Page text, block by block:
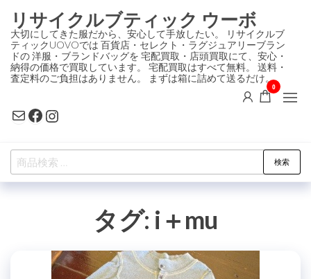
ン
テ
ン
ツ
プ
リサイクルブティック ウーボ
大切にしてきた服だから、安心して手放したい。 リサイクルブ
ティックUOVOでは 百貨店・セレクト・ラグジュアリーブラン
ドの 洋服・ブランドバッグを 宅配買取・店頭買取にて、安心・
納得の価格で買取しています。 宅配買取はすべて無料。 送料・
査定料のご負担はありません。 まずは箱に詰めて送るだけ。
MailFacebook
Instagram
0
検
索
検索
タグ: i＋mu